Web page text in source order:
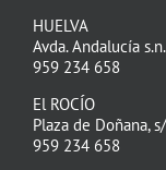
HUELVA
Avda. Andalucía
959 234 658
El ROCÍO
Plaza de Doñana,
959 234 658